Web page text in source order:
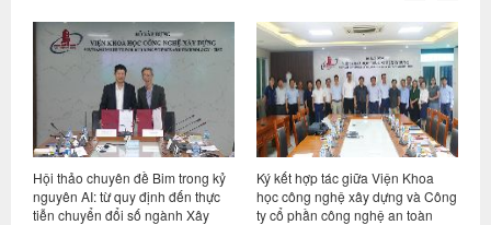
đề Bim trong kỷ
quy định đến thực
đổi số ngành Xây
Ký kết hợp tác giữa Viện Khoa
học công nghệ xây dựng và Công
ty cổ phần công nghệ an toàn
Hội nghị sơ kết
vụ 6 tháng đầu
nhiệm vụ kế